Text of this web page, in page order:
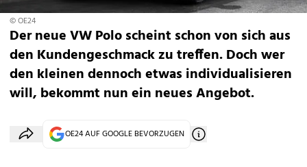
© OE24
Der neue VW Polo scheint schon von sich aus
den Kundengeschmack zu treffen. Doch wer
den kleinen dennoch etwas individualisieren
will, bekommt nun ein neues Angebot.
OE24 AUF GOOGLE BEVORZUGEN